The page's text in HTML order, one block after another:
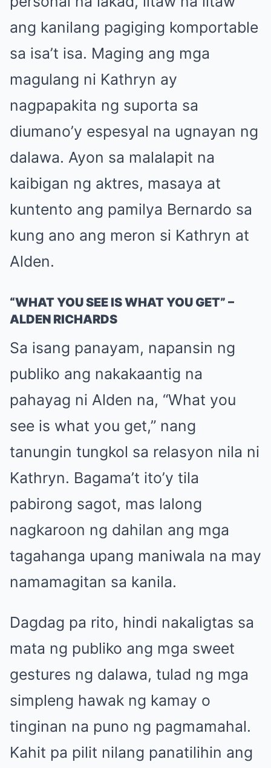
ang kanilang pagiging komportable
sa isa’t isa. Maging ang mga
magulang ni Kathryn ay
nagpapakita ng suporta sa
diumano’y espesyal na ugnayan ng
dalawa. Ayon sa malalapit na
kaibigan ng aktres, masaya at
kuntento ang pamilya Bernardo sa
kung ano ang meron si Kathryn at
Alden.
“WHAT YOU SEE IS WHAT YOU GET” –
ALDEN RICHARDS
Sa isang panayam, napansin ng
publiko ang nakakaantig na
pahayag ni Alden na, “What you
see is what you get,” nang
tanungin tungkol sa relasyon nila ni
Kathryn. Bagama’t ito’y tila
pabirong sagot, mas lalong
nagkaroon ng dahilan ang mga
tagahanga upang maniwala na may
namamagitan sa kanila.
Dagdag pa rito, hindi nakaligtas sa
mata ng publiko ang mga sweet
gestures ng dalawa, tulad ng mga
simpleng hawak ng kamay o
tinginan na puno ng pagmamahal.
Kahit pa pilit nilang panatilihin ang